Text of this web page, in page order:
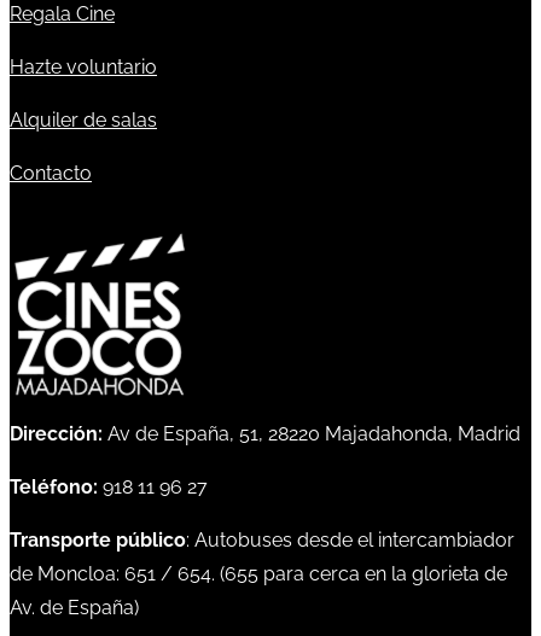
Regala Cine
Hazte voluntario
Alquiler de salas
Contacto
Dirección: Av de España, 51, 28220 Majadahonda, Madrid
Teléfono: 918 11 96 27
Transporte público: Autobuses desde el intercambiador
de Moncloa: 651 / 654. (655 para cerca en la glorieta de
Av. de España)